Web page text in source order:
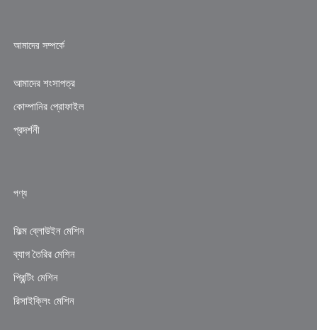
আমাদের সম্পর্কে
আমাদের শংসাপত্র
কোম্পানির প্রোফাইল
প্রদর্শনী
পণ্য
ফিল্ম ব্লোউইন মেশিন
ব্যাগ তৈরির মেশিন
প্রিন্টিং মেশিন
রিসাইক্লিং মেশিন